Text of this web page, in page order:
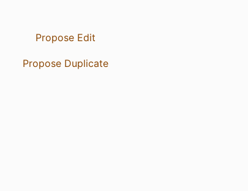
Propose Edit
Propose Duplicate